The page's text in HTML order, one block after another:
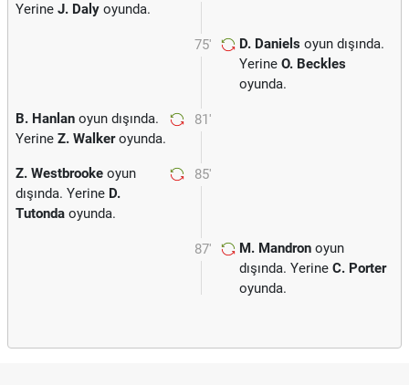
Yerine J. Daly oyunda.
75' D. Daniels oyun dışında.
Yerine O. Beckles
oyunda.
81'
B. Hanlan oyun dışında.
Yerine Z. Walkeroyunda.
85'
Z. Westbrooke oyun
dışında. Yerine D.
Tutonda oyunda.
87' M. Mandron oyun
dışında. Yerine C. Porter
oyunda.